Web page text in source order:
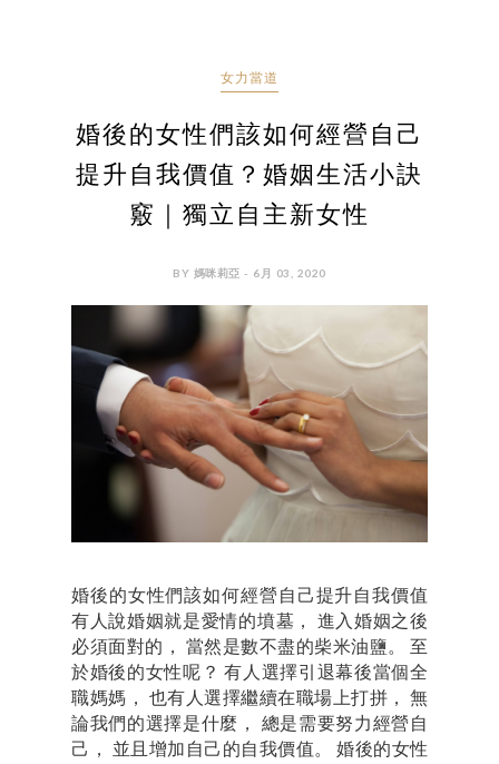
女力當道
婚後的女性們該如何經營自己
提升自我價值？婚姻生活小訣
竅｜獨立自主新女性
BY 媽咪莉亞 - 6月 03, 2020
婚後的女性們該如何經營自己提升自我價值
有人說婚姻就是愛情的墳墓， 進入婚姻之後
必須面對的， 當然是數不盡的柴米油鹽。 至
於婚後的女性呢？ 有人選擇引退幕後當個全
職媽媽， 也有人選擇繼續在職場上打拼， 無
論我們的選擇是什麼， 總是需要努力經營自
己， 並且增加自己的自我價值。 婚後的女性